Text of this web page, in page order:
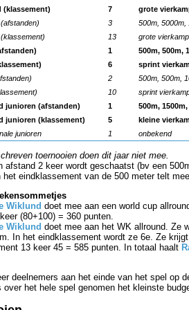
(klassement) 7
grote
3
500m, 5000m,
13
grote
1
500m, 500m,
6
sprint
2
500m, 500m,
10
sprint
junioren (afstanden)
1
500m, 1500m,
junioren (klassement)
5
kleine
junioren
1 onbekend
toernooien doen dit jaar niet mee.
afstand 2 keer wordt geschaatst (bv een
het eindklassement van de 500 meter telt
Wiklund doet mee aan een world cup
(80+100) = 360 punten.
Wiklund doet mee aan het WK allround. Ze
In het eindklassement wordt ze 6e. Ze
13 keer 45 = 585 punten. In totaal haalt
deelnemers aan het einde van het spel op
over het hele spel genomen het kleinste